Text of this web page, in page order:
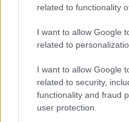
related to functionality
I want to allow Google
related to
I want to allow Google
related to security,
functionality and fraud
user protection.
Noemi in ospedale: il
ritorno sul palco
NEWS